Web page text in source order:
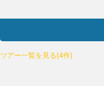
ツアー一覧を見る(4件)